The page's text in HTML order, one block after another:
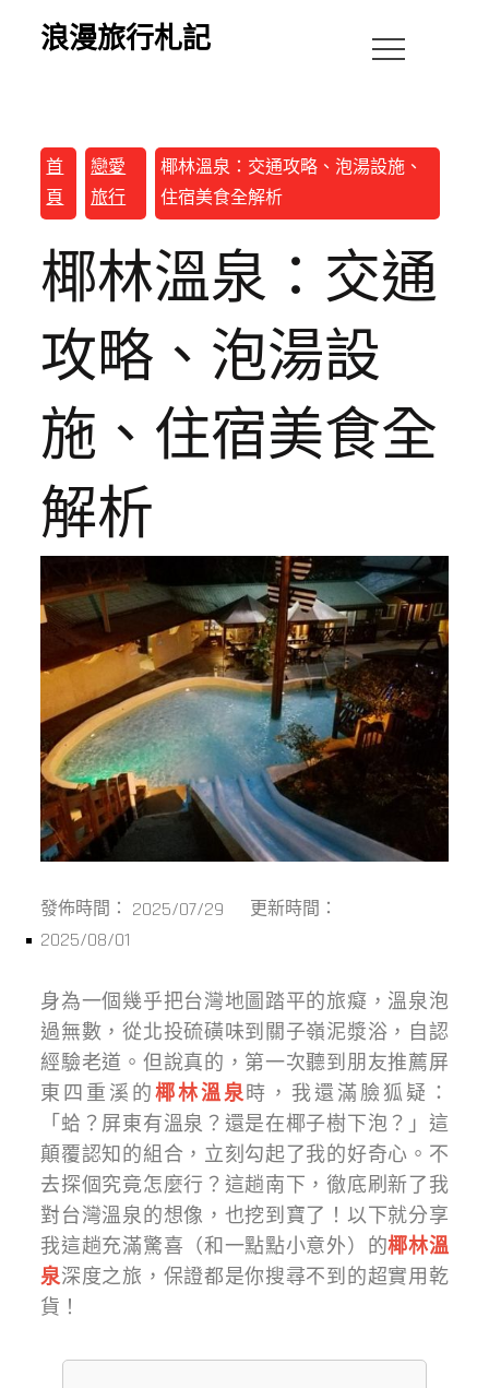
浪漫旅行札記
首
頁
戀愛
旅行
椰林溫泉：交通攻略、泡湯設施、
住宿美食全解析
椰林溫泉：交通
攻略、泡湯設
施、住宿美食全
解析
發佈時間： 2025/07/29 更新時間：
2025/08/01
身為一個幾乎把台灣地圖踏平的旅癡，溫泉泡
過無數，從北投硫磺味到關子嶺泥漿浴，自認
經驗老道。但說真的，第一次聽到朋友推薦屏
東四重溪的椰林溫泉時，我還滿臉狐疑：
「蛤？屏東有溫泉？還是在椰子樹下泡？」這
顛覆認知的組合，立刻勾起了我的好奇心。不
去探個究竟怎麼行？這趟南下，徹底刷新了我
對台灣溫泉的想像，也挖到寶了！以下就分享
我這趟充滿驚喜（和一點點小意外）的椰林溫
泉深度之旅，保證都是你搜尋不到的超實用乾
貨！